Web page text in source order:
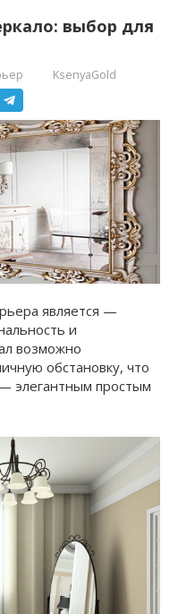
выбор для
KsenyaGold
является —
и
возможно
обстановку, что
элегантным простым